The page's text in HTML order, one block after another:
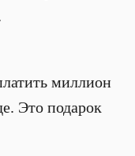
миллион
Это подарок